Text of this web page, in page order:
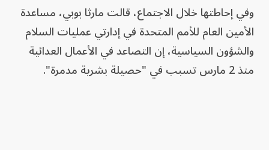
وفي إحاطتها خلال الاجتماع، قالت مارثا بوبي، مساعدة
الأمين العام للأمم المتحدة في إدارتي عمليات السلام
والشؤون السياسية، إن التصاعد في الأعمال العدائية
منذ 2 مارس تسبب في "حصيلة بشرية مدمرة".